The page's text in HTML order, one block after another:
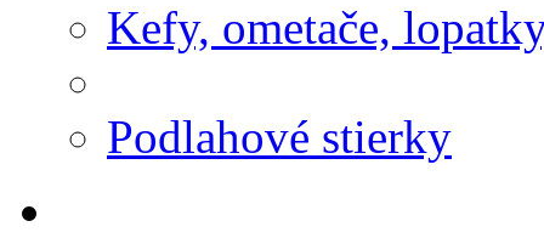
Kefy, ometače,
Podlahové stierky